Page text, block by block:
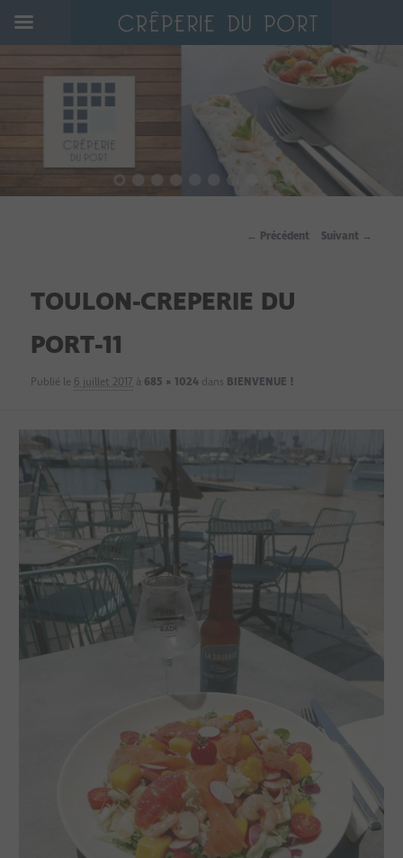
Navigation
images
← Précédent Suivant →
TOULON-CREPERIE DU
PORT-11
Publié le 6 juillet 2017 à 685 × 1024 dans BIENVENUE !